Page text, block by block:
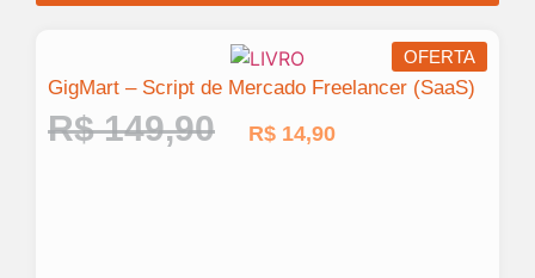
OFERTA
GigMart – Script de Mercado Freelancer (SaaS)
R$149,90 R$ 14,90